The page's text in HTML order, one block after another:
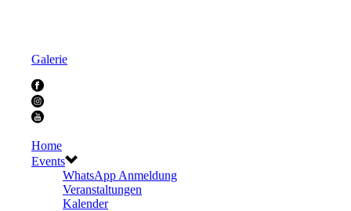
Galerie
Home
Events
WhatsApp Anmeldung
Veranstaltungen
Kalender